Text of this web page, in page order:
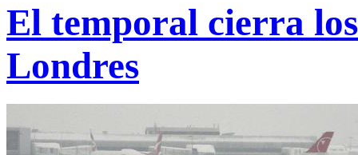
El temporal cierra
Londres